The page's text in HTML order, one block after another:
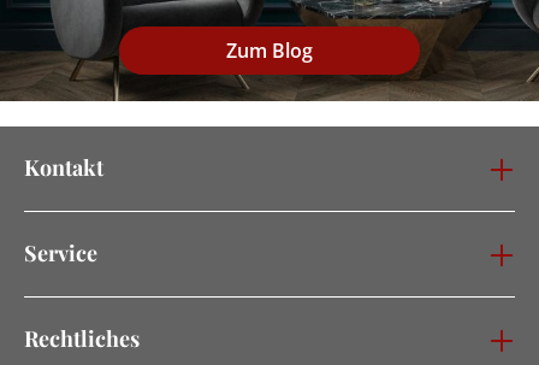
Zum Blog
Kontakt
Service
Rechtliches